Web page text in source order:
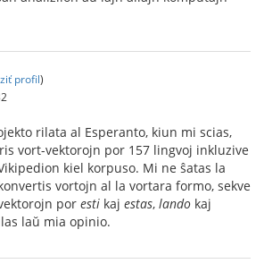
profil)
rilata al Esperanto, kiun mi scias,
vort-vektorojn por 157 lingvoj inkluzive
kiel korpuso. Mi ne ŝatas la
vortojn al la vortara formo, sekve
por esti kaj estas, lando kaj
laŭ mia opinio.